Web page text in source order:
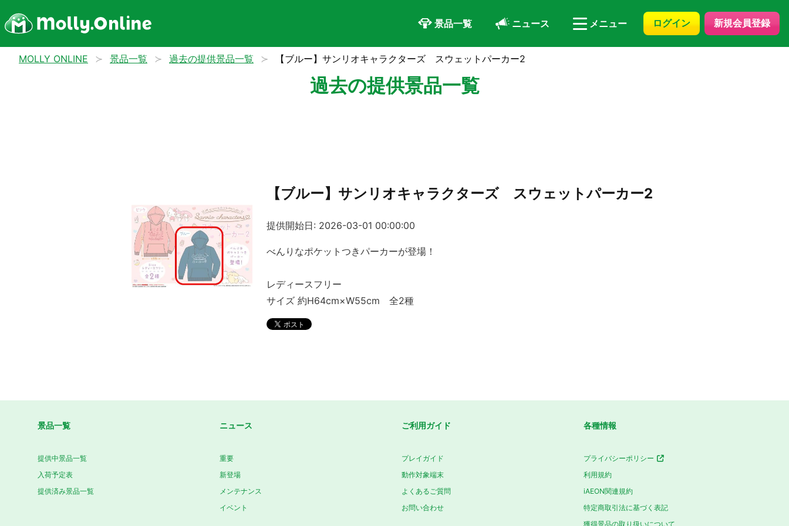
景品一覧 ニュース メニュー ログイン 新規会員登録
MOLLY ONLINE 景品一覧 過去の提供景品一覧 【ブルー】サンリオキャラクターズ スウェットパーカー2
過去の提供景品一覧
【ブルー】サンリオキャラクターズ スウェットパーカー2
提供開始日: 2026-03-01 00:00:00
べんりなポケットつきパーカーが登場！
レディースフリー
サイズ 約H64cm×W55cm 全2種
景品一覧
提供中景品一覧
入荷予定表
提供済み景品一覧
ニュース
重要
新登場
メンテナンス
イベント
ご利用ガイド
プレイガイド
動作対象端末
よくあるご質問
お問い合わせ
各種情報
プライバシーポリシー
利用規約
iAEON関連規約
特定商取引法に基づく表記
獲得景品の取り扱いについて